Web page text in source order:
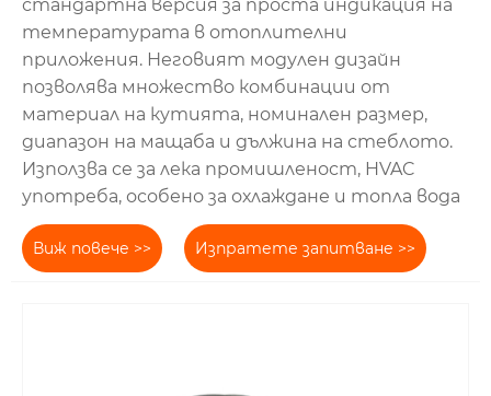
стандартна версия за проста индикация на
температурата в отоплителни
приложения. Неговият модулен дизайн
позволява множество комбинации от
материал на кутията, номинален размер,
диапазон на мащаба и дължина на стеблото.
Използва се за лека промишленост, HVAC
употреба, особено за охлаждане и топла вода
Виж повече >> Изпратете запитване >>